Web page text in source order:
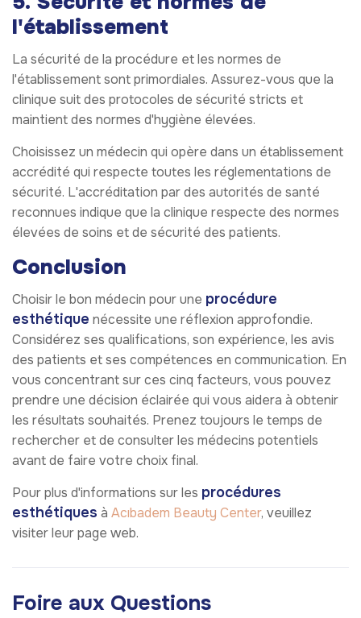
l'établissement
La sécurité de la procédure et les normes de
l'établissement sont primordiales. Assurez-vous que la
clinique suit des protocoles de sécurité stricts et
maintient des normes d'hygiène élevées.
Choisissez un médecin qui opère dans un établissement
accrédité qui respecte toutes les réglementations de
sécurité. L'accréditation par des autorités de santé
reconnues indique que la clinique respecte des normes
élevées de soins et de sécurité des patients.
Conclusion
Choisir le bon médecin pour une procédure
esthétique nécessite une réflexion approfondie.
Considérez ses qualifications, son expérience, les avis
des patients et ses compétences en communication. En
vous concentrant sur ces cinq facteurs, vous pouvez
prendre une décision éclairée qui vous aidera à obtenir
les résultats souhaités. Prenez toujours le temps de
rechercher et de consulter les médecins potentiels
avant de faire votre choix final.
Pour plus d'informations sur les procédures
esthétiques à Acıbadem Beauty Center, veuillez
visiter leur page web.
Foire aux Questions